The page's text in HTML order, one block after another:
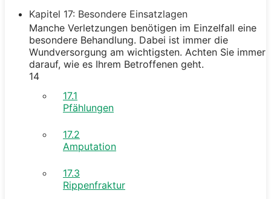
Kapitel 17: Besondere Einsatzlagen
Manche Verletzungen benötigen im Einzelfall eine
besondere Behandlung. Dabei ist immer die
Wundversorgung am wichtigsten. Achten Sie immer
darauf, wie es Ihrem Betroffenen geht.
14
17.1
Pfählungen
17.2
Amputation
17.3
Rippenfraktur